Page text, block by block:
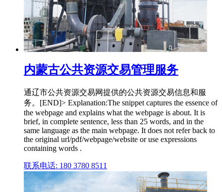
内蒙古公共资源交易管理服务
通辽市公共资源交易网提供的公共资源交易信息和服
务。[END]> Explanation:The snippet captures the essence of
the webpage and explains what the webpage is about. It is
brief, in complete sentence, less than 25 words, and in the
same language as the main webpage. It does not refer back to
the original url/pdf/webpage/website or use expressions
containing words .
联系电话: 180 3780 8511